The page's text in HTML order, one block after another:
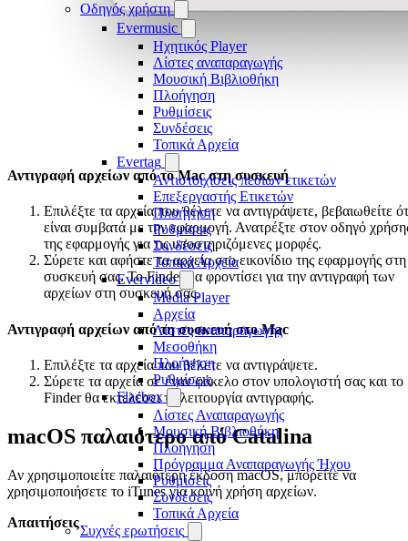
Οδηγός χρήστη
Evermusic
Ηχητικός Player
Λίστες αναπαραγωγής
Μουσική Βιβλιοθήκη
Πλοήγηση
Ρυθμίσεις
Συνδέσεις
Τοπικά Αρχεία
Evertag
Αντιστοιχίσεις πεδίων ετικετών
Επεξεργαστής Ετικετών
Πλοήγηση
Ρυθμίσεις
Συνδέσεις
Τοπικά Αρχεία
Evervideo
Media Player
Αρχεία
Λίστες αναπαραγωγής
Μεσοθήκη
Πλοήγηση
Ρυθμίσεις
Flacbox
Λίστες Αναπαραγωγής
Μουσική Βιβλιοθήκη
Πλοήγηση
Πρόγραμμα Αναπαραγωγής Ήχου
Ρυθμίσεις
Συνδέσεις
Τοπικά Αρχεία
Συχνές ερωτήσεις
Αντιγραφή αρχείων από το Mac στη συσκευή
Επιλέξτε τα αρχεία που θέλετε να αντιγράψετε, βεβαιωθείτε
είναι συμβατά με την εφαρμογή. Ανατρέξτε στον οδηγό
της εφαρμογής για τις υποστηριζόμενες μορφές.
Σύρετε και αφήστε τα αρχεία στο εικονίδιο της εφαρμογής στη
συσκευή σας. Το Finder θα φροντίσει για την αντιγραφή των
αρχείων στη συσκευή σας.
Αντιγραφή αρχείων από τη συσκευή στο Mac
Επιλέξτε τα αρχεία που θέλετε να αντιγράψετε.
Σύρετε τα αρχεία σε έναν φάκελο στον υπολογιστή σας και το
Finder θα εκτελέσει τη λειτουργία αντιγραφής.
macOS παλαιότερο από Catalina
Αν χρησιμοποιείτε παλαιότερη έκδοση macOS, μπορείτε να
χρησιμοποιήσετε το iTunes για κοινή χρήση αρχείων.
Απαιτήσεις